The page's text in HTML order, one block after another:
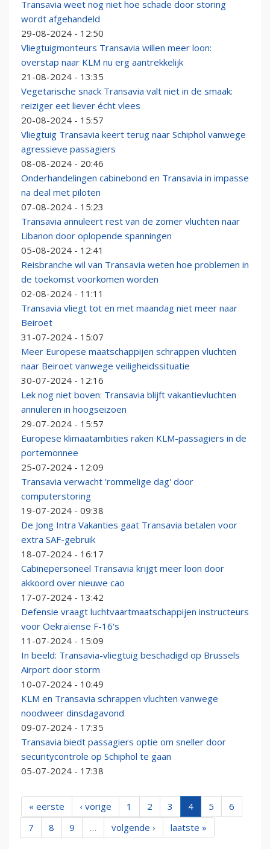
Transavia weet nog niet hoe schade door storing
wordt afgehandeld
29-08-2024 - 12:50
Vliegtuigmonteurs Transavia willen meer loon:
overstap naar KLM nu erg aantrekkelijk
21-08-2024 - 13:35
Vegetarische snack Transavia valt niet in de smaak:
reiziger eet liever écht vlees
20-08-2024 - 15:57
Vliegtuig Transavia keert terug naar Schiphol vanwege
agressieve passagiers
08-08-2024 - 20:46
Onderhandelingen cabinebond en Transavia in impasse
na deal met piloten
07-08-2024 - 15:23
Transavia annuleert rest van de zomer vluchten naar
Libanon door oplopende spanningen
05-08-2024 - 12:41
Reisbranche wil van Transavia weten hoe problemen in
de toekomst voorkomen worden
02-08-2024 - 11:11
Transavia vliegt tot en met maandag niet meer naar
Beiroet
31-07-2024 - 15:07
Meer Europese maatschappijen schrappen vluchten
naar Beiroet vanwege veiligheidssituatie
30-07-2024 - 12:16
Lek nog niet boven: Transavia blijft vakantievluchten
annuleren in hoogseizoen
29-07-2024 - 15:57
Europese klimaatambities raken KLM-passagiers in de
portemonnee
25-07-2024 - 12:09
Transavia verwacht 'rommelige dag' door
computerstoring
19-07-2024 - 09:38
De Jong Intra Vakanties gaat Transavia betalen voor
extra SAF-gebruik
18-07-2024 - 16:17
Cabinepersoneel Transavia krijgt meer loon door
akkoord over nieuwe cao
17-07-2024 - 13:42
Defensie vraagt luchtvaartmaatschappijen instructeurs
voor Oekraïense F-16's
11-07-2024 - 15:09
In beeld: Transavia-vliegtuig beschadigd op Brussels
Airport door storm
10-07-2024 - 10:49
KLM en Transavia schrappen vluchten vanwege
noodweer dinsdagavond
09-07-2024 - 17:35
Transavia biedt passagiers optie om sneller door
securitycontrole op Schiphol te gaan
05-07-2024 - 17:38
« eerste ‹ vorige 1 2 3 4 5
6
7
8 9 … volgende › laatste »